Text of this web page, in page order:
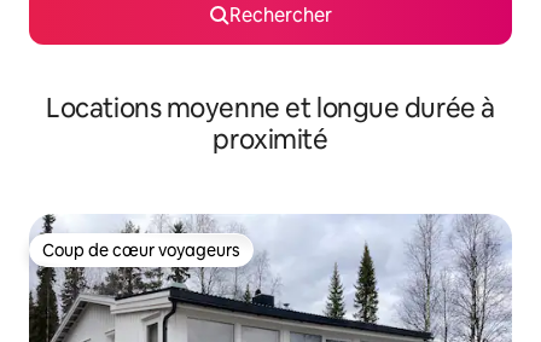
Rechercher
Locations moyenne et longue durée à
proximité
Coup de cœur voyageurs
Coup de cœur voyageurs